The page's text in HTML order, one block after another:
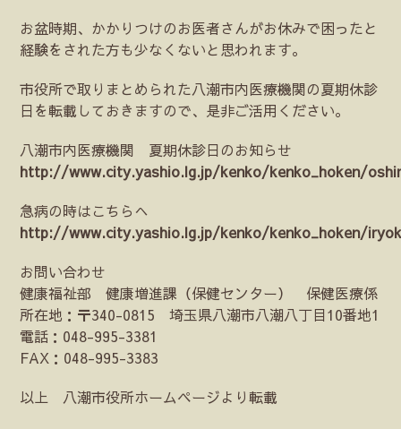
お盆時期、かかりつけのお医者さんがお休みで困ったと
経験をされた方も少なくないと思われます。
市役所で取りまとめられた八潮市内医療機関の夏期休診
日を転載しておきますので、是非ご活用ください。
八潮市内医療機関 夏期休診日のお知らせ
http://www.city.yashio.lg.jp/kenko/kenko_hoken/
急病の時はこちらへ
http://www.city.yashio.lg.jp/kenko/kenko_hoken/
お問い合わせ
健康福祉部 健康増進課（保健センター） 保健医療係
所在地：〒340-0815 埼玉県八潮市八潮八丁目10番地1
電話：048-995-3381
FAX：048-995-3383
以上 八潮市役所ホームページより転載